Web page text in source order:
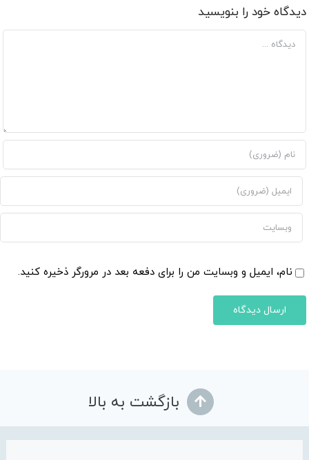
دیدگاه خود را بنویسید
دیدگاه
نام، ایمیل و وبسایت من را برای دفعه بعد در مرورگر ذخیره کنید.
بازگشت به بالا